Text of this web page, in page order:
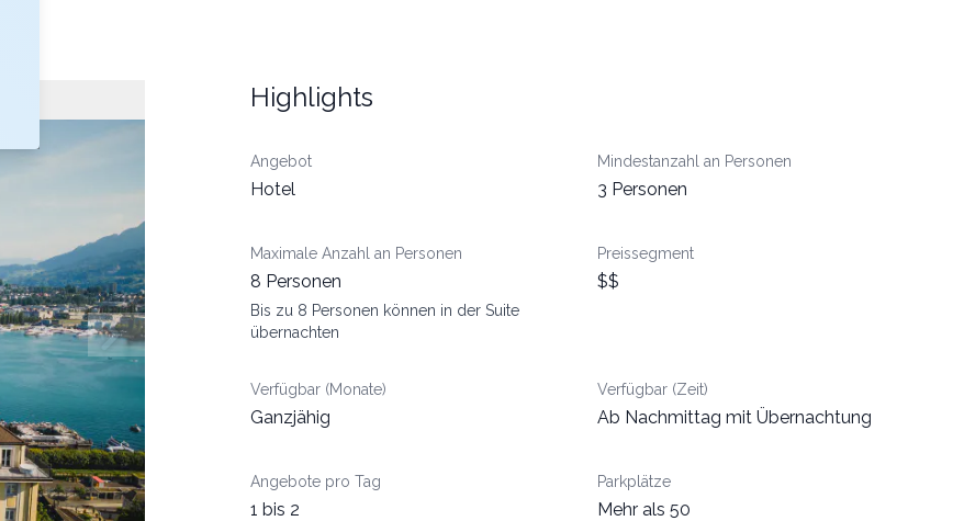
Highlights
Angebot
Hotel
Mindestanzahl an Personen
3 Personen
Maximale Anzahl an Personen
8 Personen
Bis zu 8 Personen können in der Suite
übernachten
Preissegment
$$
Verfügbar (Monate)
Ganzjähig
Verfügbar (Zeit)
Ab Nachmittag mit Übernachtung
Angebote pro Tag
1 bis 2
Parkplätze
Mehr als 50